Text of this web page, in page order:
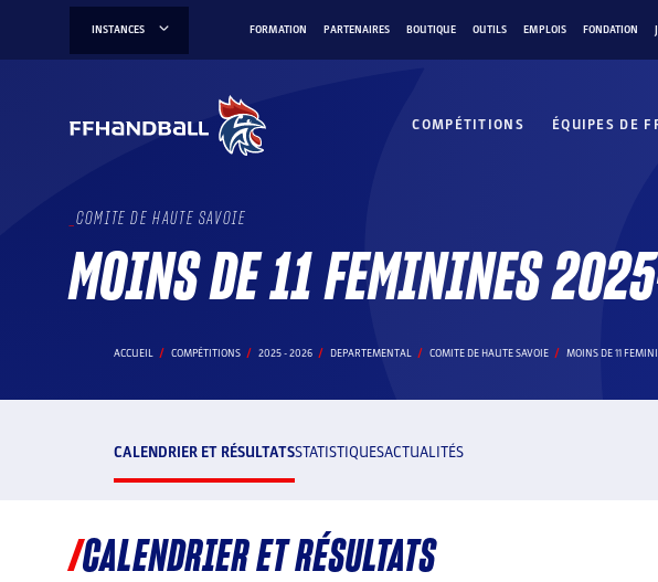
INSTANCES FORMATION PARTENAIRES BOUTIQUE OUTILS EMPLOIS FONDATION
COMPÉTITIONS ÉQUIPES DE
COMITE DE HAUTE SAVOIE
MOINS DE 11 FEMININES
ACCUEIL COMPÉTITIONS 2025 - 2026 DEPARTEMENTAL COMITE DE HAUTE SAVOIE MOINS DE 11
CALENDRIER ET RÉSULTATSSTATISTIQUESACTUALITÉS
CALENDRIER ET RÉSULTATS